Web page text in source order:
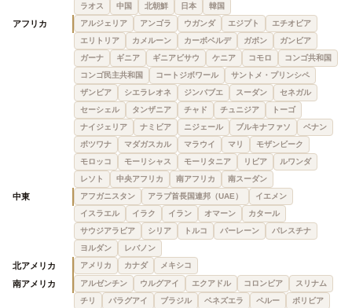
ラオス
中国 北朝鮮 日本 韓国
アフリカ アルジェリア アンゴラ ウガンダ エジプト
エチオピア
エリトリア
カメルーン カーボベルデ ガボン
ガンビア
ガーナ
ギニア ギニアビサウ ケニア コモロ
コンゴ共和国
コンゴ民主共和国
コートジボワール
サントメ・プリンシペ
ザンビア
シエラレオネ ジンバブエ スーダン
セネガル
セーシェル
タンザニア チャド チュニジア
トーゴ
ナイジェリア
ナミビア ニジェール ブルキナファソ
ベナン
ボツワナ
マダガスカル マラウイ マリ
モザンビーク
モロッコ
モーリシャス モーリタニア リビア
ルワンダ
レソト
中央アフリカ 南アフリカ 南スーダン
中東 アフガニスタン アラブ首長国連邦（UAE）
イエメン
イスラエル
イラク イラン オマーン
カタール
サウジアラビア
シリア トルコ バーレーン
パレスチナ
ヨルダン
レバノン
北アメリカ アメリカ カナダ メキシコ
南アメリカ アルゼンチン ウルグアイ エクアドル コロンビア
スリナム
チリ
パラグアイ ブラジル ベネズエラ ペルー ボリビア